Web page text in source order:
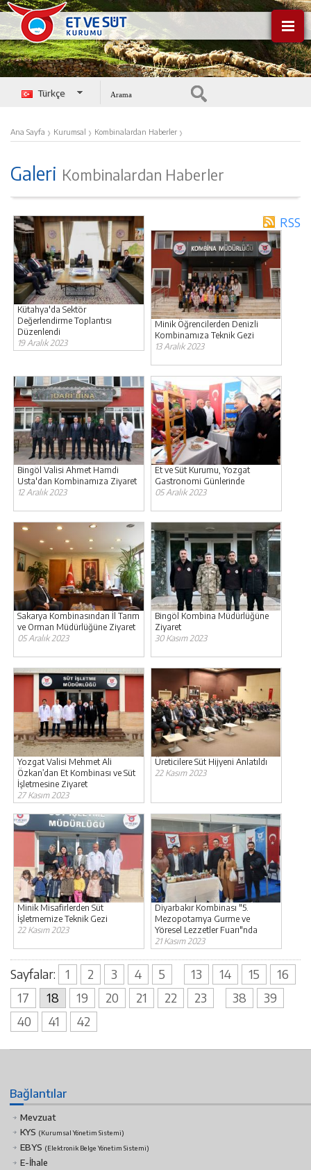
Türkçe
Ana Sayfa › Kurumsal › Kombinalardan Haberler ›
Galeri Kombinalardan Haberler
RSS
Kütahya'da Sektör
Değerlendirme Toplantısı
Düzenlendi
19 Aralık 2023
Minik Öğrencilerden Denizli
Kombinamıza Teknik Gezi
13 Aralık 2023
Bingöl Valisi Ahmet Hamdi
Usta'dan Kombinamıza Ziyaret
12 Aralık 2023
Et ve Süt Kurumu, Yozgat
Gastronomi Günlerinde
05 Aralık 2023
Sakarya Kombinasından İl Tarım
ve Orman Müdürlüğüne Ziyaret
05 Aralık 2023
Bingöl Kombina Müdürlüğüne
Ziyaret
30 Kasım 2023
Yozgat Valisi Mehmet Ali
Özkan’dan Et Kombinası ve Süt
İşletmesine Ziyaret
27 Kasım 2023
Üreticilere Süt Hijyeni Anlatıldı
22 Kasım 2023
Minik Misafirlerden Süt
İşletmemize Teknik Gezi
22 Kasım 2023
Diyarbakır Kombinası "5.
Mezopotamya Gurme ve
Yöresel Lezzetler Fuarı"nda
21 Kasım 2023
Sayfalar: 1 2 3 4 5 13 14 15
16
17
18 19 20 21 22 23 38
39
40
41 42
Bağlantılar
Mevzuat
KYS (Kurumsal Yönetim Sistemi)
EBYS (Elektronik Belge Yönetim Sistemi)
E-İhale